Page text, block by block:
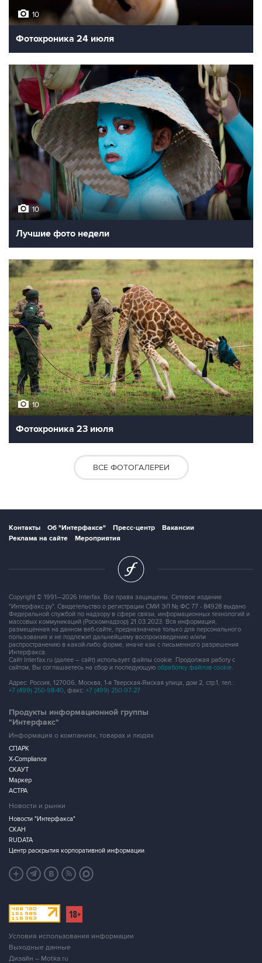
10
Фотохроника 24 июля
10
Лучшие фото недели
10
Фотохроника 23 июля
ВСЕ ФОТОГАЛЕРЕИ
Контакты Об "Интерфаксе" Пресс-центр
Вакансии
Реклама на сайте
Мероприятия
Copyright © 1991—2026 Interfax. Все права защищены. Сетевое издание
"Интерфакс.ру". Свидетельство о регистрации СМИ ЭЛ № ФС 77 - 84928 выдано
Федеральной службой по надзору в сфере связи, информационных технологий и
массовых коммуникаций (Роскомнадзор) 21.03.2023. Вся информация,
размещенная на данном веб-сайте, предназначена только для персонального
пользования и не подлежит дальнейшему воспроизведению и/или
распространению в какой-либо форме, иначе как с письменного разрешения
Интерфакса.
Сайт Interfax.ru (далее – сайт) использует файлы cookie. Продолжая работу с
сайтом, Вы соглашаетесь на сбор и последующую обработку файлов cookie.
Адрес: Россия, 127006, Москва, 1-я Тверская-Ямская улица, дом 2, стр.1, тел.:
+7 (499) 250-98-40, факс: +7 (499) 250-97-27
Продукты информационной группы
"Интерфакс"
Информация о компаниях, товарах и людях
СПАРК
X-Compliance
СКАУТ
Маркер
АСТРА
Новости и рынки
Новости "Интерфакса"
СКАН
RUDATA
Центр раскрытия корпоративной информации
Условия использования информации
Выходные данные
Дизайн – Motka.ru